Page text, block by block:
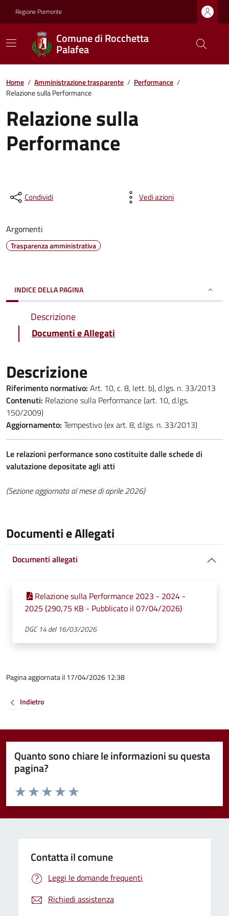
Regione Piemonte
Comune di Rocchetta
Palafea
Home / Amministrazione trasparente / Performance /
Relazione sulla Performance
Relazione sulla
Performance
Condividi Vedi azioni
Argomenti
Trasparenza amministrativa
INDICE DELLA PAGINA
Descrizione
Documenti e Allegati
Descrizione
Riferimento normativo: Art. 10, c. 8, lett. b), d.lgs. n. 33/2013
Contenuti: Relazione sulla Performance (art. 10, d.lgs.
150/2009)
Aggiornamento: Tempestivo (ex art. 8, d.lgs. n. 33/2013)
Le relazioni performance sono costituite dalle schede di
valutazione depositate agli atti
(Sezione aggiornata al mese di aprile 2026)
Documenti e Allegati
Documenti allegati
Relazione sulla Performance 2023 - 2024 -
2025 (290,75 KB - Pubblicato il 07/04/2026)
DGC 14 del 16/03/2026
Pagina aggiornata il 17/04/2026 12:38
Indietro
Quanto sono chiare le informazioni su questa
pagina?
Valuta da 1 a 5 stelle la pagina
Valuta 5 stelle su 5
Valuta 4 stelle su 5
Valuta 3 stelle su 5
Valuta 2 stelle su 5
Valuta 1 stelle su 5
Contatta il comune
Leggi le domande frequenti
Richiedi assistenza